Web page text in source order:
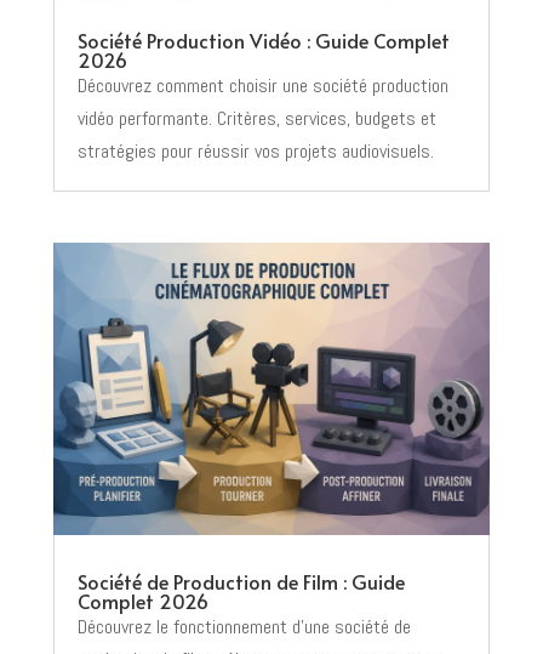
Société Production Vidéo : Guide Complet
2026
Découvrez comment choisir une société production
vidéo performante. Critères, services, budgets et
stratégies pour réussir vos projets audiovisuels.
Société de Production de Film : Guide
Complet 2026
Découvrez le fonctionnement d’une société de